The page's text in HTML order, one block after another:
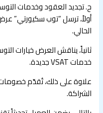
ح. تجديد العقود وخدمات
أولاً، ترسل “توب سكيورتي”
الحالي.
ثانياً، يناقش العرض خيارات
خدمات VSAT جديدة.
علاوة على ذلك، تُقدّم خصومات
الشراكة.